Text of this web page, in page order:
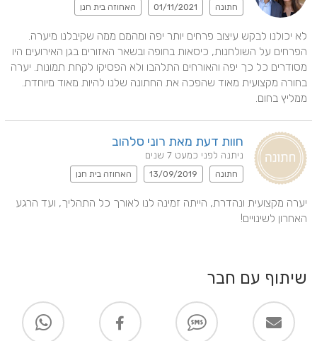
חתונה 01/11/2021 האחוזה בית חנן
ממליץ בחום.
חוות דעת מאת רוני סלהוב
ניתנה לפני כמעט 7 שנים
חתונה 13/09/2019 האחוזה בית חנן
האחרון לשינויים!
שיתוף עם חבר